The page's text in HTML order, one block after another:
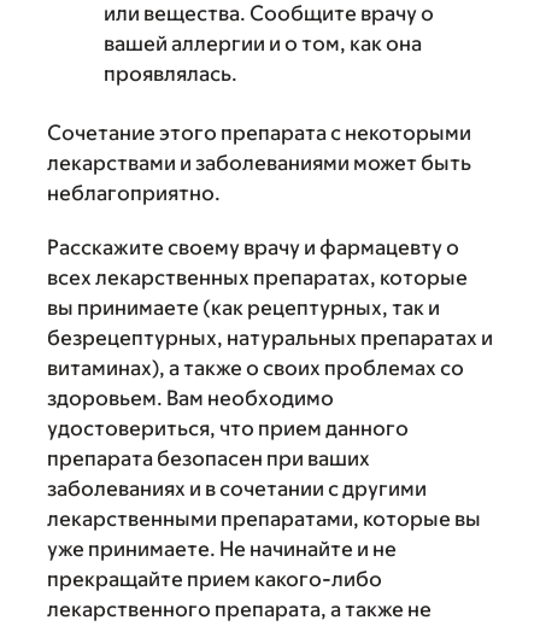
или вещества. Сообщите врачу о
вашей аллергии и о том, как она
проявлялась.
Сочетание этого препарата с некоторыми
лекарствами и заболеваниями может быть
неблагоприятно.
Расскажите своему врачу и фармацевту о
всех лекарственных препаратах, которые
вы принимаете (как рецептурных, так и
безрецептурных, натуральных препаратах и
витаминах), а также о своих проблемах со
здоровьем. Вам необходимо
удостовериться, что прием данного
препарата безопасен при ваших
заболеваниях и в сочетании с другими
лекарственными препаратами, которые вы
уже принимаете. Не начинайте и не
прекращайте прием какого-либо
лекарственного препарата, а также не